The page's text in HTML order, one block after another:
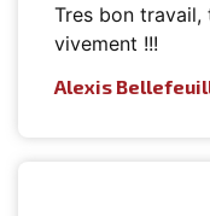
Tres bon travail,
vivement !!!
Alexis